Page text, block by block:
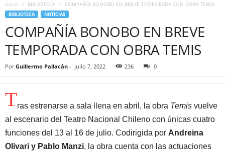
Inicio BIBLIOTECA COMPAÑÍA BONOBO EN BREVE TEMPORADA CON OBRA TEMIS
BIBLIOTECA NOTICIAS
COMPAÑÍA BONOBO EN BREVE
TEMPORADA CON OBRA TEMIS
Por Guillermo Pallacán - julio 7, 2022 236 0
Tras estrenarse a sala llena en abril, la obra Temis vuelve
al escenario del Teatro Nacional Chileno con únicas cuatro
funciones del 13 al 16 de julio. Codirigida por Andreina
Olivari y Pablo Manzi, la obra cuenta con las actuaciones